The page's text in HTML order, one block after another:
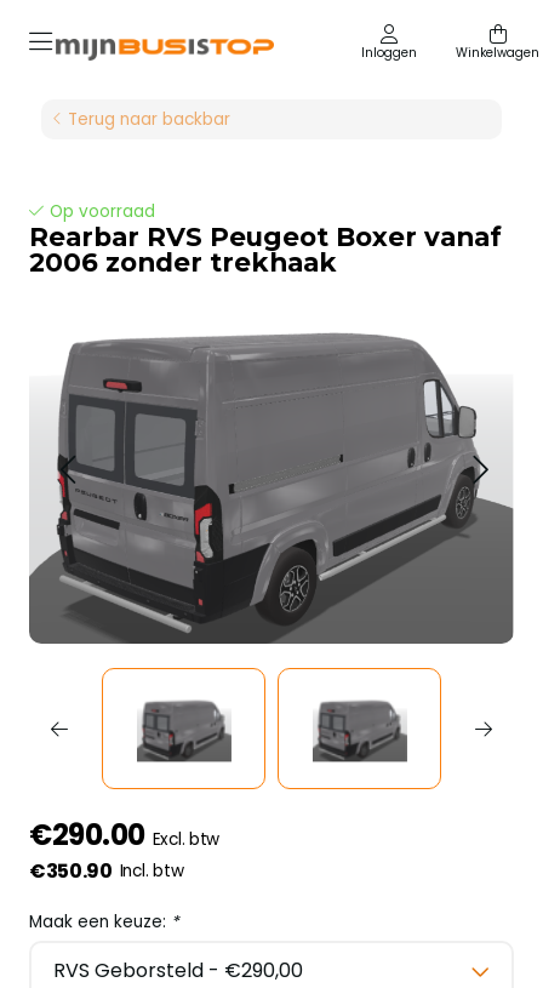
Inloggen Winkelwagen
Terug naar backbar
Op voorraad
Rearbar RVS Peugeot Boxer vanaf
2006 zonder trekhaak
€290.00 Excl. btw
€350.90 Incl. btw
Maak een keuze: *